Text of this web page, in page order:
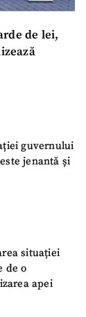
de lei,
guvernului
jenantă și
situației
de o
apei